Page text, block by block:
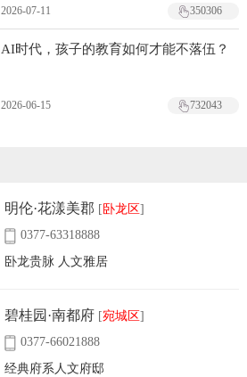
2026-07-11 350306
AI时代，孩子的教育如何才能不落伍？
2026-06-15 732043
明伦·花漾美郡 [ 卧龙区]
0377-63318888
卧龙贵脉 人文雅居
碧桂园·南都府 [宛城区]
0377-66021888
经典府系人文府邸